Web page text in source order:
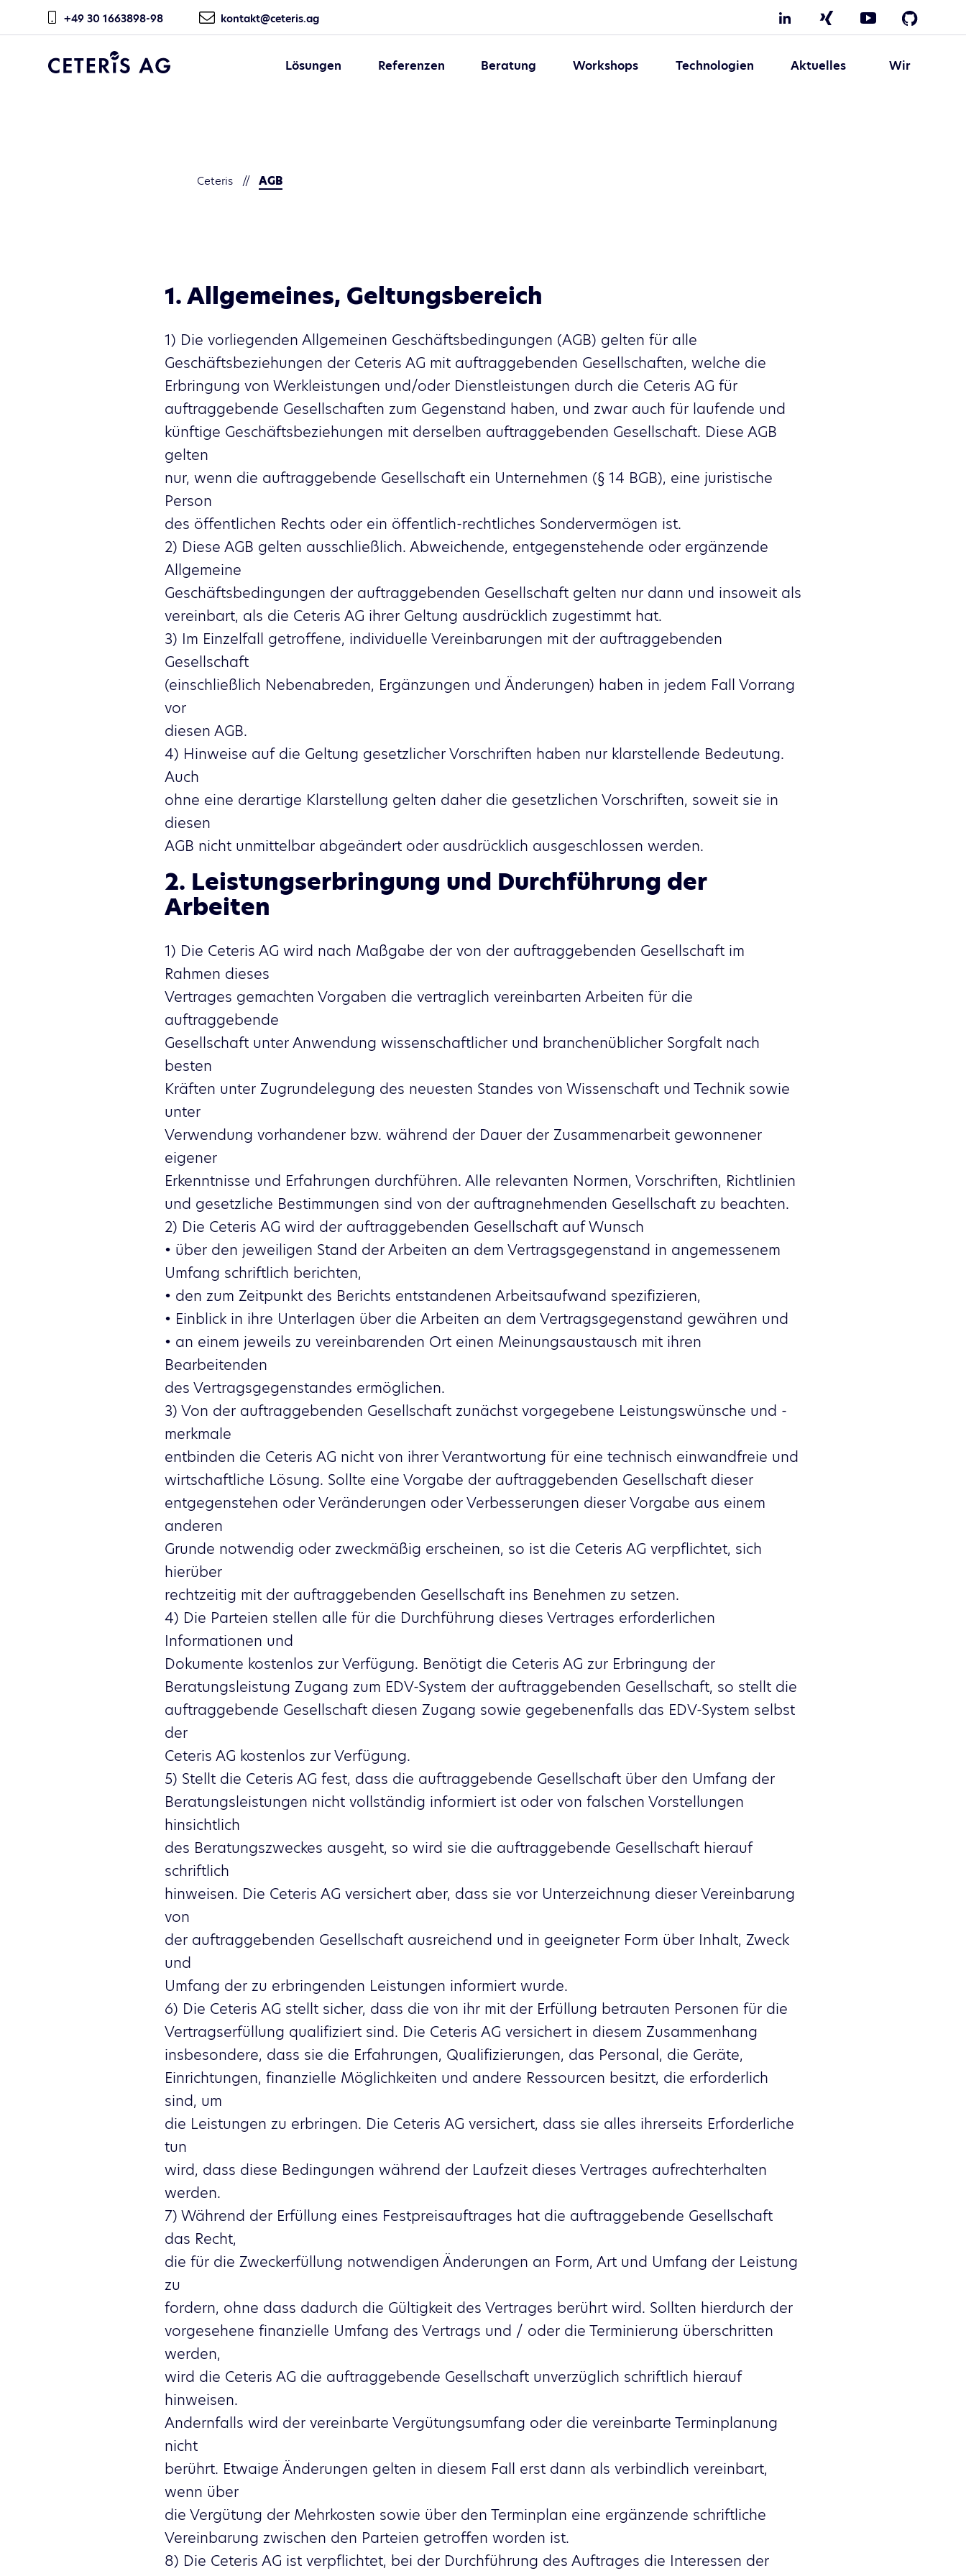
+49 30 1663898-98 kontakt@ceteris.ag
LinkedInXing YouTubeGitHub
Lösungen Referenzen Beratung Workshops Technologien Aktuelles Wir
Ceteris AGB
1. Allgemeines, Geltungsbereich
1) Die vorliegenden Allgemeinen Geschäftsbedingungen (AGB) gelten für alle
Geschäftsbeziehungen der Ceteris AG mit auftraggebenden Gesellschaften, welche die
Erbringung von Werkleistungen und/oder Dienstleistungen durch die Ceteris AG für
auftraggebende Gesellschaften zum Gegenstand haben, und zwar auch für laufende und
künftige Geschäftsbeziehungen mit derselben auftraggebenden Gesellschaft. Diese AGB
gelten
nur, wenn die auftraggebende Gesellschaft ein Unternehmen (§ 14 BGB), eine juristische
Person
des öffentlichen Rechts oder ein öffentlich-rechtliches Sondervermögen ist.
2) Diese AGB gelten ausschließlich. Abweichende, entgegenstehende oder ergänzende
Allgemeine
Geschäftsbedingungen der auftraggebenden Gesellschaft gelten nur dann und insoweit als
vereinbart, als die Ceteris AG ihrer Geltung ausdrücklich zugestimmt hat.
3) Im Einzelfall getroffene, individuelle Vereinbarungen mit der auftraggebenden
Gesellschaft
(einschließlich Nebenabreden, Ergänzungen und Änderungen) haben in jedem Fall Vorrang
vor
diesen AGB.
4) Hinweise auf die Geltung gesetzlicher Vorschriften haben nur klarstellende Bedeutung.
Auch
ohne eine derartige Klarstellung gelten daher die gesetzlichen Vorschriften, soweit sie in
diesen
AGB nicht unmittelbar abgeändert oder ausdrücklich ausgeschlossen werden.
2. Leistungserbringung und Durchführung der
Arbeiten
1) Die Ceteris AG wird nach Maßgabe der von der auftraggebenden Gesellschaft im
Rahmen dieses
Vertrages gemachten Vorgaben die vertraglich vereinbarten Arbeiten für die
auftraggebende
Gesellschaft unter Anwendung wissenschaftlicher und branchenüblicher Sorgfalt nach
besten
Kräften unter Zugrundelegung des neuesten Standes von Wissenschaft und Technik sowie
unter
Verwendung vorhandener bzw. während der Dauer der Zusammenarbeit gewonnener
eigener
Erkenntnisse und Erfahrungen durchführen. Alle relevanten Normen, Vorschriften, Richtlinien
und gesetzliche Bestimmungen sind von der auftragnehmenden Gesellschaft zu beachten.
2) Die Ceteris AG wird der auftraggebenden Gesellschaft auf Wunsch
• über den jeweiligen Stand der Arbeiten an dem Vertragsgegenstand in angemessenem
Umfang schriftlich berichten,
• den zum Zeitpunkt des Berichts entstandenen Arbeitsaufwand spezifizieren,
• Einblick in ihre Unterlagen über die Arbeiten an dem Vertragsgegenstand gewähren und
• an einem jeweils zu vereinbarenden Ort einen Meinungsaustausch mit ihren
Bearbeitenden
des Vertragsgegenstandes ermöglichen.
3) Von der auftraggebenden Gesellschaft zunächst vorgegebene Leistungswünsche und -
merkmale
entbinden die Ceteris AG nicht von ihrer Verantwortung für eine technisch einwandfreie und
wirtschaftliche Lösung. Sollte eine Vorgabe der auftraggebenden Gesellschaft dieser
entgegenstehen oder Veränderungen oder Verbesserungen dieser Vorgabe aus einem
anderen
Grunde notwendig oder zweckmäßig erscheinen, so ist die Ceteris AG verpflichtet, sich
hierüber
rechtzeitig mit der auftraggebenden Gesellschaft ins Benehmen zu setzen.
4) Die Parteien stellen alle für die Durchführung dieses Vertrages erforderlichen
Informationen und
Dokumente kostenlos zur Verfügung. Benötigt die Ceteris AG zur Erbringung der
Beratungsleistung Zugang zum EDV-System der auftraggebenden Gesellschaft, so stellt die
auftraggebende Gesellschaft diesen Zugang sowie gegebenenfalls das EDV-System selbst
der
Ceteris AG kostenlos zur Verfügung.
5) Stellt die Ceteris AG fest, dass die auftraggebende Gesellschaft über den Umfang der
Beratungsleistungen nicht vollständig informiert ist oder von falschen Vorstellungen
hinsichtlich
des Beratungszweckes ausgeht, so wird sie die auftraggebende Gesellschaft hierauf
schriftlich
hinweisen. Die Ceteris AG versichert aber, dass sie vor Unterzeichnung dieser Vereinbarung
von
der auftraggebenden Gesellschaft ausreichend und in geeigneter Form über Inhalt, Zweck
und
Umfang der zu erbringenden Leistungen informiert wurde.
6) Die Ceteris AG stellt sicher, dass die von ihr mit der Erfüllung betrauten Personen für die
Vertragserfüllung qualifiziert sind. Die Ceteris AG versichert in diesem Zusammenhang
insbesondere, dass sie die Erfahrungen, Qualifizierungen, das Personal, die Geräte,
Einrichtungen, finanzielle Möglichkeiten und andere Ressourcen besitzt, die erforderlich
sind, um
die Leistungen zu erbringen. Die Ceteris AG versichert, dass sie alles ihrerseits Erforderliche
tun
wird, dass diese Bedingungen während der Laufzeit dieses Vertrages aufrechterhalten
werden.
7) Während der Erfüllung eines Festpreisauftrages hat die auftraggebende Gesellschaft
das Recht,
die für die Zweckerfüllung notwendigen Änderungen an Form, Art und Umfang der Leistung
zu
fordern, ohne dass dadurch die Gültigkeit des Vertrages berührt wird. Sollten hierdurch der
vorgesehene finanzielle Umfang des Vertrags und / oder die Terminierung überschritten
werden,
wird die Ceteris AG die auftraggebende Gesellschaft unverzüglich schriftlich hierauf
hinweisen.
Andernfalls wird der vereinbarte Vergütungsumfang oder die vereinbarte Terminplanung
nicht
berührt. Etwaige Änderungen gelten in diesem Fall erst dann als verbindlich vereinbart,
wenn über
die Vergütung der Mehrkosten sowie über den Terminplan eine ergänzende schriftliche
Vereinbarung zwischen den Parteien getroffen worden ist.
8) Die Ceteris AG ist verpflichtet, bei der Durchführung des Auftrages die Interessen der